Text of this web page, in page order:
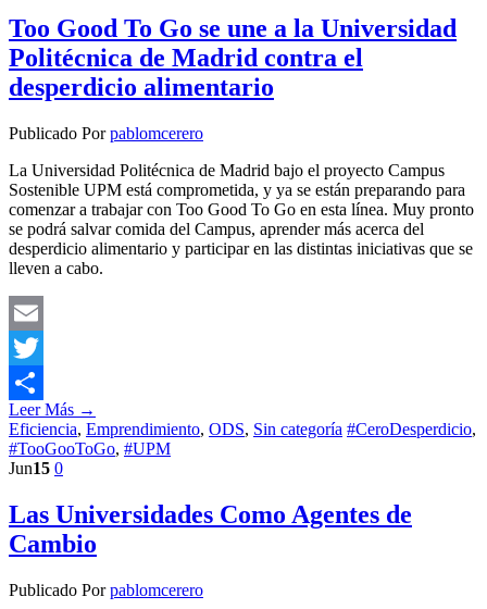
Too Good To Go se une a la Universidad
Politécnica de Madrid contra el
desperdicio alimentario
Publicado Porpablomcerero
La Universidad Politécnica de Madrid bajo el proyecto Campus
Sostenible UPM está comprometida, y ya se están preparando para
comenzar a trabajar con Too Good To Go en esta línea. Muy pronto
se podrá salvar comida del Campus, aprender más acerca del
desperdicio alimentario y participar en las distintas iniciativas que se
lleven a cabo.
Email
Twitter
Compartir
Leer Más →
Eficiencia, Emprendimiento, ODS, Sin categoría #CeroDesperdicio,
#TooGooToGo, #UPM
Jun15 0
Las Universidades Como Agentes de
Cambio
Publicado Porpablomcerero